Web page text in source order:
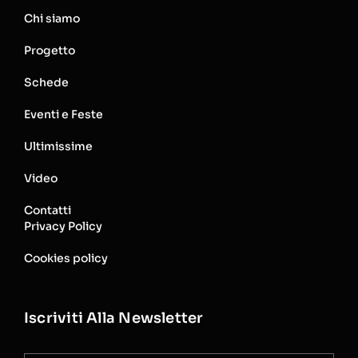
Chi siamo
Progetto
Schede
Eventi e Feste
Ultimissime
Video
Contatti
Privacy Policy
Cookies policy
Iscriviti Alla Newsletter